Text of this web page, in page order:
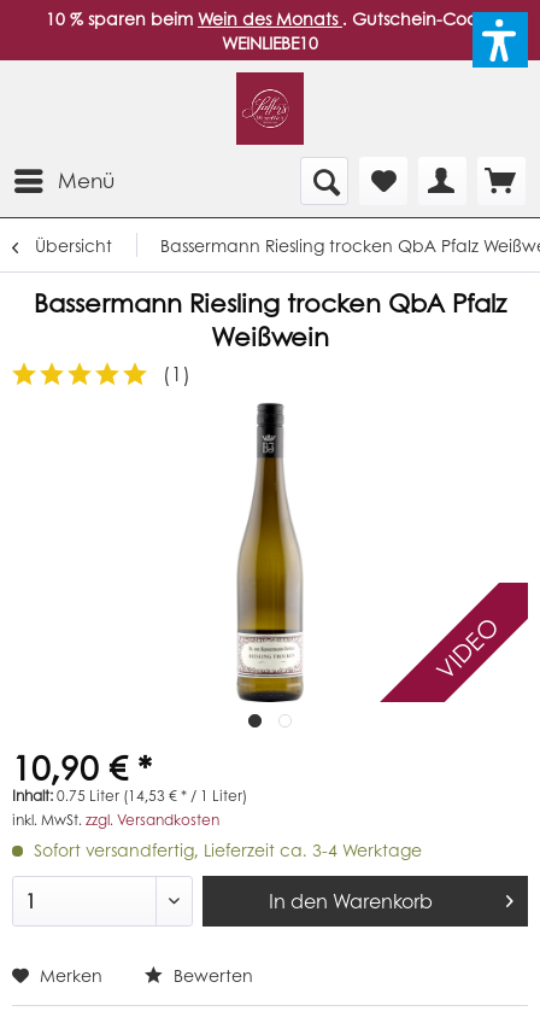
10 % sparen beim Wein des Monats . Gutschein-Code:
WEINLIEBE10
Menü
Übersicht Bassermann Riesling trocken QbA Pfalz
Bassermann Riesling trocken QbA Pfalz
Weißwein
(1 )
VIDEO
10,90 € *
Inhalt:0.75 Liter (14,53 € * / 1 Liter)
inkl. MwSt. zzgl. Versandkosten
Sofort versandfertig, Lieferzeit ca. 3-4 Werktage
In den Warenkorb
Merken Bewerten